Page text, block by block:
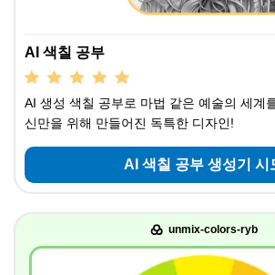
AI 색칠 공부
AI 생성 색칠 공부로 마법 같은 예술의 세계
신만을 위해 만들어진 독특한 디자인!
AI 색칠 공부 생성기 시
unmix-colors-ryb